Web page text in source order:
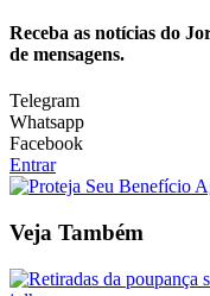
Receba as notícias do
de mensagens.
Telegram
Whatsapp
Facebook
Entrar
Veja Também